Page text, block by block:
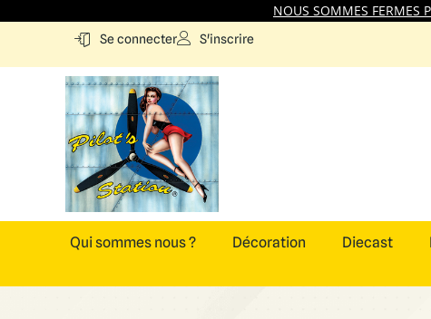
NOUS SOMMES FERMES
Se connecter S'inscrire
Qui sommes nous ? Décoration Diecast